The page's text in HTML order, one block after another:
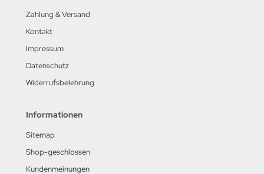
Zahlung & Versand
Kontakt
Impressum
Datenschutz
Widerrufsbelehrung
Informationen
Sitemap
Shop-geschlossen
Kundenmeinungen